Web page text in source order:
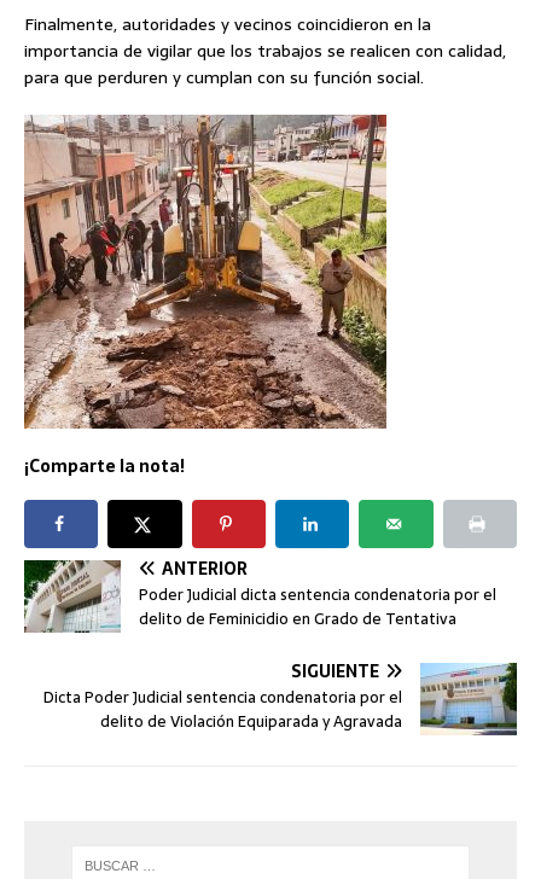
Finalmente, autoridades y vecinos coincidieron en la
importancia de vigilar que los trabajos se realicen con calidad,
para que perduren y cumplan con su función social.
¡Comparte la nota!
ANTERIOR
Poder Judicial dicta sentencia condenatoria por el
delito de Feminicidio en Grado de Tentativa
SIGUIENTE
Dicta Poder Judicial sentencia condenatoria por el
delito de Violación Equiparada y Agravada